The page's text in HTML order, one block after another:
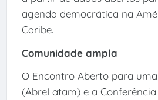
agenda democrática na
Caribe.
Comunidade ampla
O Encontro Aberto para
(AbreLatam) e a